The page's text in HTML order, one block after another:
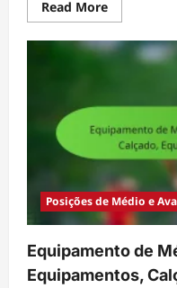
Read MoreRead
more
Estatísticas
do
Defensor:
Posições de Médio e
Equipamento de
Equipamentos,